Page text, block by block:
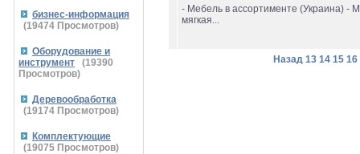
бизнес-информация
(19474 Просмотров)
Оборудование и
инструмент
(19390
Просмотров)
Деревообработка
(19174 Просмотров)
Комплектующие
(19075 Просмотров)
- Мебель в ассортименте (Украина) -
мягкая...
Назад 13 14 15 16